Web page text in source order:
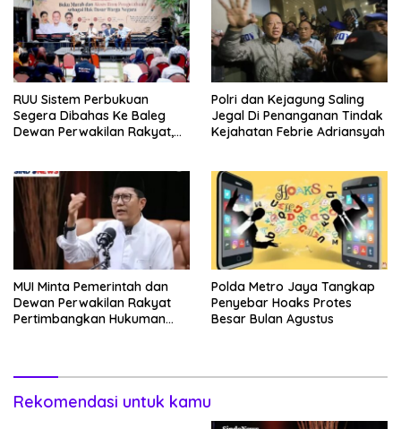
RUU Sistem Perbukuan
Segera Dibahas Ke Baleg
Dewan Perwakilan Rakyat,
Polri dan Kejagung Saling
Jegal Di Penanganan Tindak
Kejahatan Febrie Adriansyah
MUI Minta Pemerintah dan
Dewan Perwakilan Rakyat
Pertimbangkan Hukuman
Polda Metro Jaya Tangkap
Penyebar Hoaks Protes
Besar Bulan Agustus
Rekomendasi untuk kamu